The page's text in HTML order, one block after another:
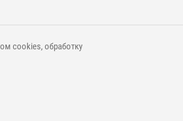
cookies, обработку